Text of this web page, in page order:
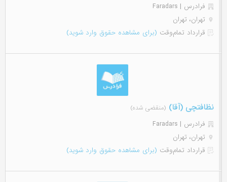
فرادرس | Faradars
تهران، تهران
قرارداد تمام‌وقت (برای مشاهده حقوق وارد شوید)
نظافتچی (آقا) (منقضی شده)
فرادرس | Faradars
تهران، تهران
قرارداد تمام‌وقت (برای مشاهده حقوق وارد شوید)